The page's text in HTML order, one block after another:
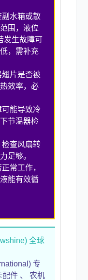
副水箱或散
围，液位
发生故障可
，需补充
片是否被
效率，必
能导致冷
节温器检
检查风扇转
足够。
常工作，
能有效循
全球
专
配件 、 农机